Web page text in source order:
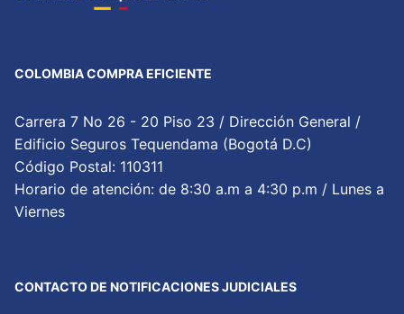
COLOMBIA COMPRA EFICIENTE
Carrera 7 No 26 - 20 Piso 23 / Dirección General /
Edificio Seguros Tequendama (Bogotá D.C)
Código Postal: 110311
Horario de atención: de 8:30 a.m a 4:30 p.m / Lunes a
Viernes
CONTACTO DE NOTIFICACIONES JUDICIALES